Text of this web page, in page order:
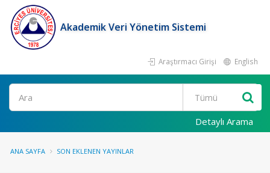
Akademik Veri Yönetim Sistemi
Araştırmacı Girişi English
Ara
Detaylı Arama
ANA SAYFA SON EKLENEN YAYINLAR